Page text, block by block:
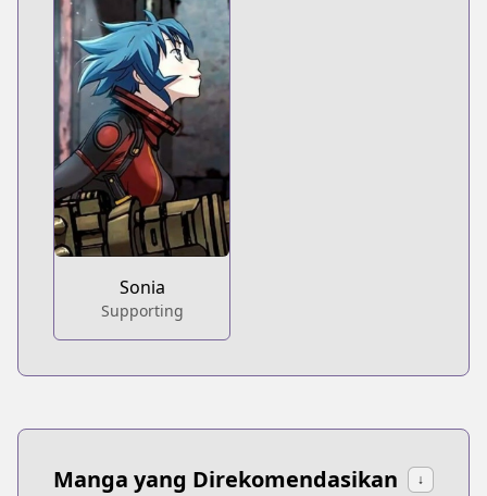
Sonia
Supporting
Manga yang Direkomendasikan ↓